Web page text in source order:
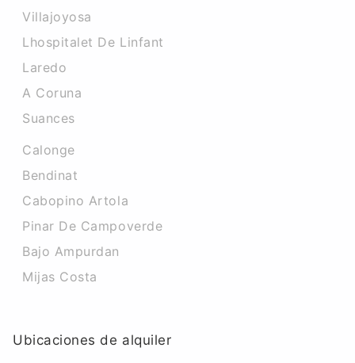
Villajoyosa
Lhospitalet De Linfant
Laredo
A Coruna
Suances
Calonge
Bendinat
Cabopino Artola
Pinar De Campoverde
Bajo Ampurdan
Mijas Costa
Ubicaciones de alquiler